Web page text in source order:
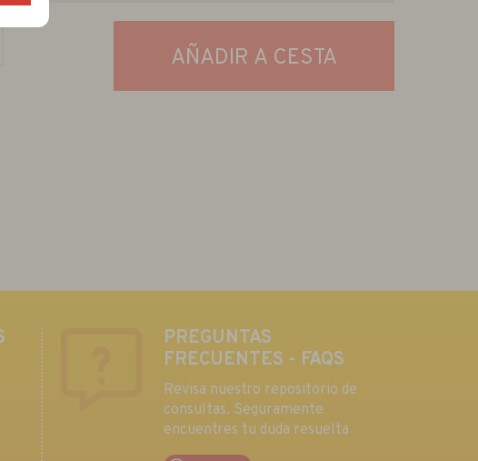
AÑADIR A CESTA
PREGUNTAS
FRECUENTES - FAQS
Revisa nuestro repositorio de
consultas. Seguramente
encuentres tu duda resuelta